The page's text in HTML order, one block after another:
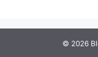
© 2026